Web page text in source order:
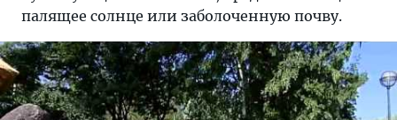
палящее солнце или заболоченную почву.